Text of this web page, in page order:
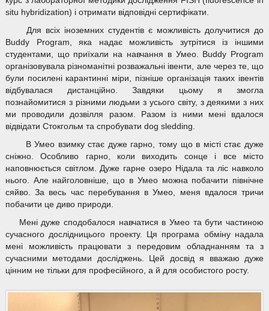
situ hybridization) і отримати відповідні сертифікати.
Для всіх іноземних студентів є можливість долучитися до
Buddy Program, яка надає можливість зутрітися із іншими
студентами, що приїхали на навчання в Умео. Buddy Program
організовувала різноманітні розважальні івенти, але через те, що
були посилені карантинні міри, пізніше організація таких івентів
відбувалася дистанційно. Завдяки цьому я змогла
познайомитися з різними людьми з усього світу, з деякими з них
ми проводили дозвілля разом. Разом із ними мені вдалося
відвідати Стокгольм та спробувати dog sledding.
В Умео взимку стає дуже гарно, тому що в місті стає дуже
сніжно. Особливо гарно, коли виходить сонце і все місто
наповнюється світлом. Дуже гарне озеро Нідала та ліс навколо
нього. Але найголовніше, що в Умео можна побачити північне
сяйво. За весь час перебування в Умео, меня вдалося тричи
побачити це диво природи.
Мені дуже сподобалося навчатися в Умео та бути частиною
сучасного дослідницього проекту. Ця програма обміну надала
мені можливість працювати з передовим обладнанням та з
сучасними методами досліджень. Цей досвід я вважаю дуже
цінним не тільки для професійного, а й для особистого росту.